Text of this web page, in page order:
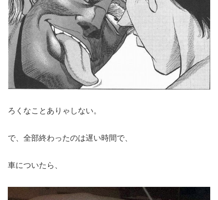
ろくなことありゃしない。
で、全部終わったのは遅い時間で、
車についたら、